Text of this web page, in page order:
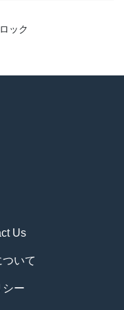
ック
Us
いて
シー